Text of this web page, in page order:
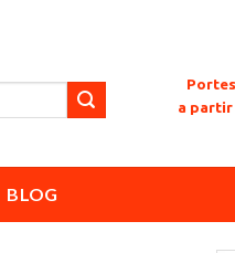
a partir
BLOG